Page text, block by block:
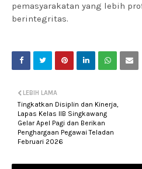
pemasyarakatan yang lebih
berintegritas.
LEBIH LAMA
Tingkatkan Disiplin dan Kinerja,
Lapas Kelas IIB Singkawang
Gelar Apel Pagi dan Berikan
Penghargaan Pegawai Teladan
Februari 2026